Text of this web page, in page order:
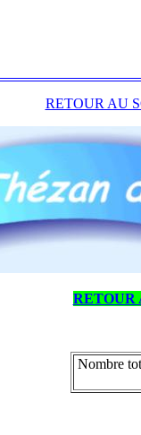
RETOUR AU
RETOUR
Nombre